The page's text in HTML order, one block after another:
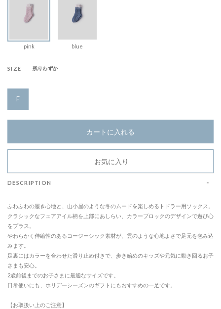
pink blue
SIZE 残りわずか
F
カートに入れる
お気に入り
DESCRIPTION
ふわふわの履き心地と、山小屋のような冬のムードを楽しめるトドラー用ソックス。
クラシックなフェアアイル柄を上部にあしらい、カラーブロックのデザインで遊び心
をプラス。
やわらかく伸縮性のあるコージーシック素材が、雲のような心地よさで足元を包み込
みます。
足裏にはカラーを合わせた滑り止め付きで、歩き始めのキッズや元気に動き回るお子
さまも安心。
2歳前後までのお子さまに最適なサイズです。
日常使いにも、ホリデーシーズンのギフトにもおすすめの一足です。
【お取扱い上のご注意】